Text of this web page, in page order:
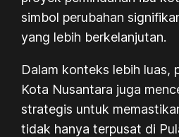
simbol perubahan
yang lebih berkelanjutan.
Dalam konteks lebih luas,
Kota Nusantara juga
strategis untuk
tidak hanya terpusat di